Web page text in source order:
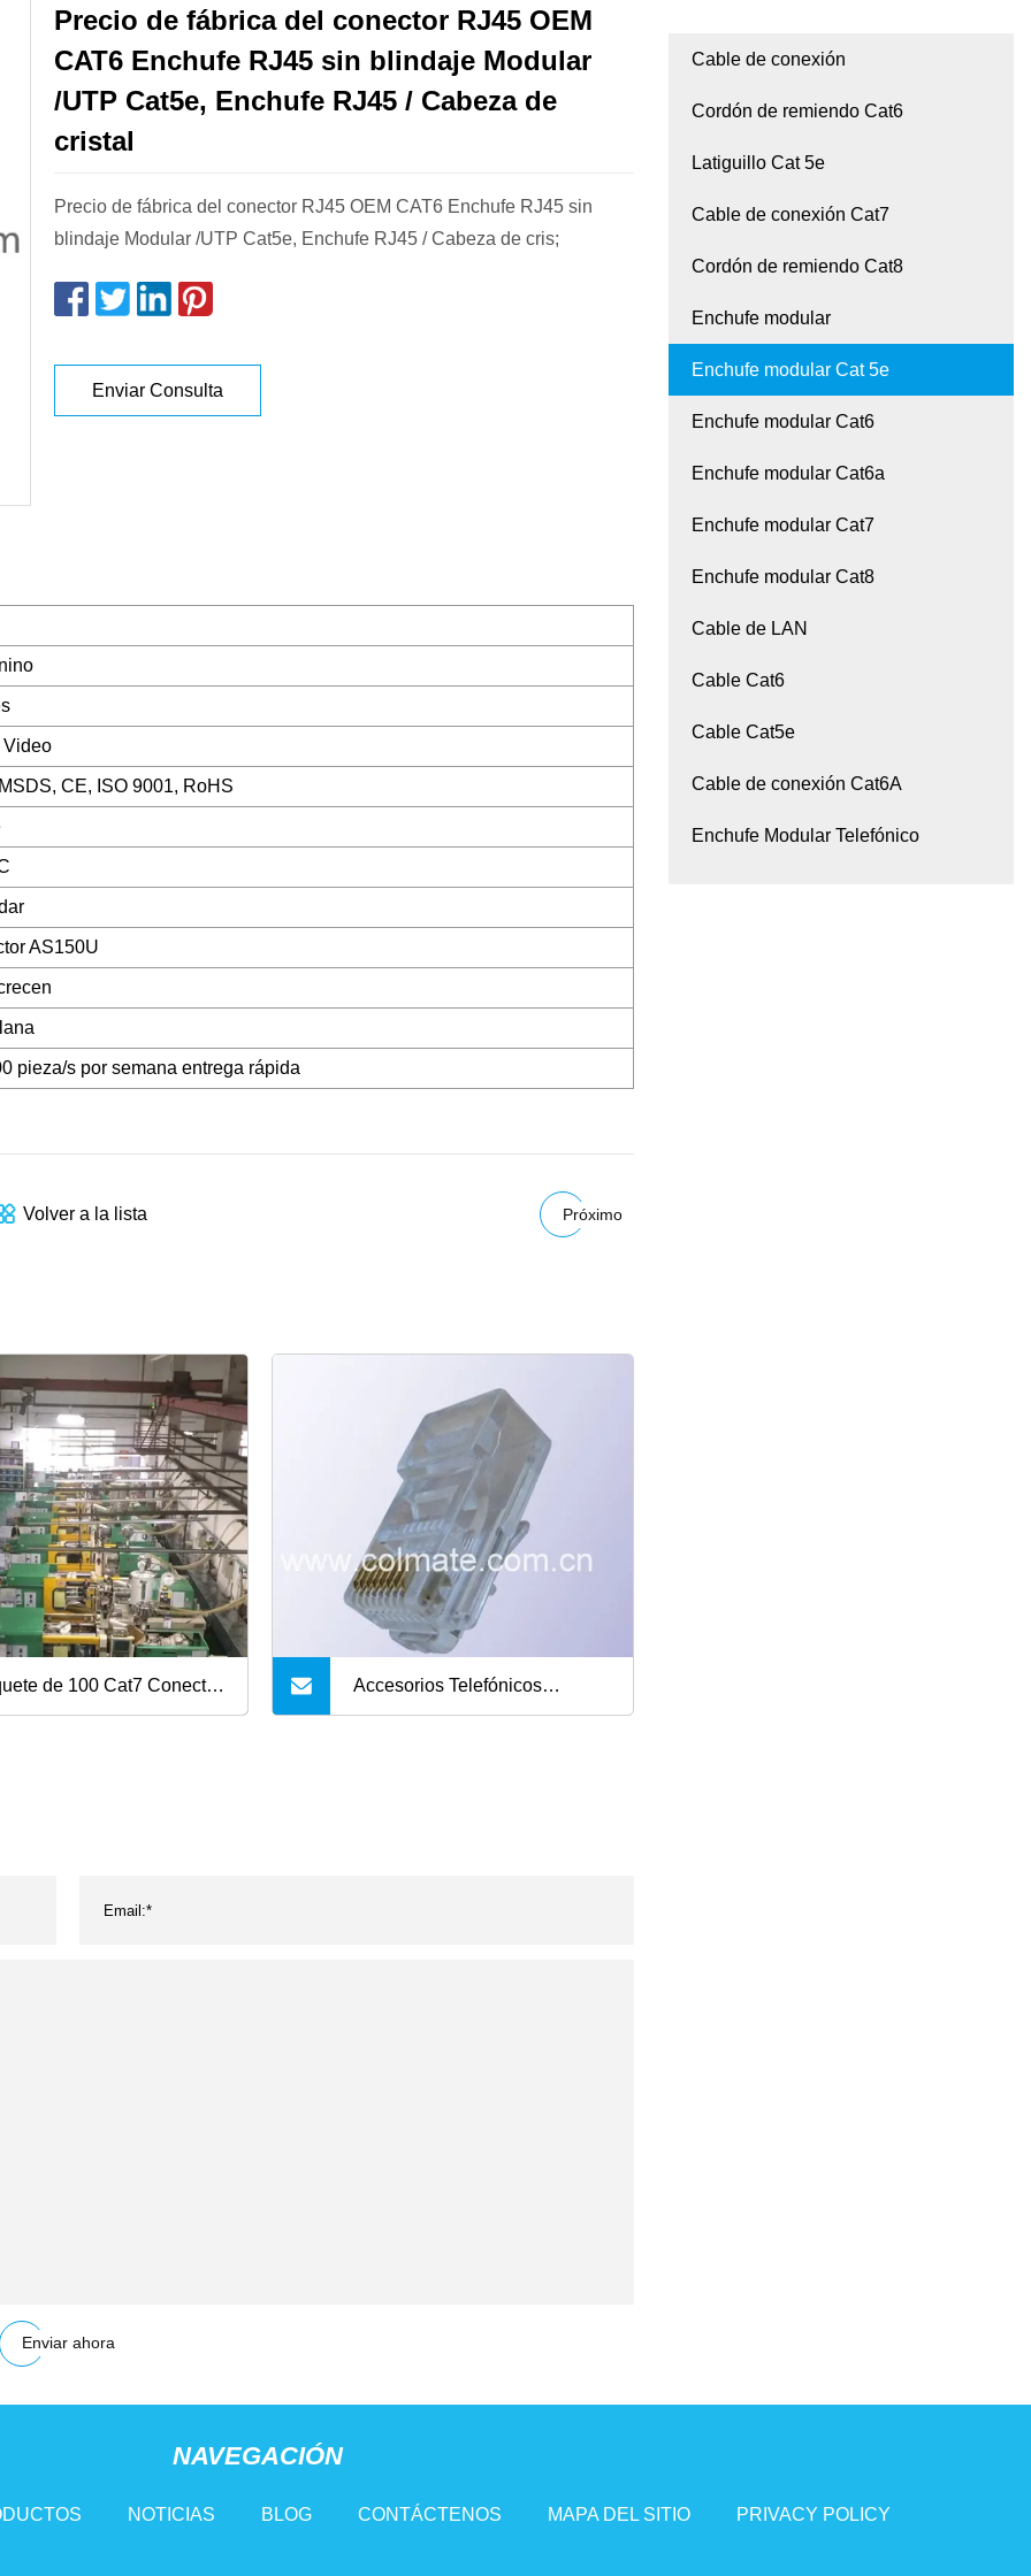
Precio de fábrica del conector RJ45 OEM
CAT6 Enchufe RJ45 sin blindaje Modular
/UTP Cat5e, Enchufe RJ45 / Cabeza de
cristal
Precio de fábrica del conector RJ45 OEM CAT6 Enchufe RJ45 sin
blindaje Modular /UTP Cat5e, Enchufe RJ45 / Cabeza de cris;
Enviar Consulta
CE, ISO 9001, RoHS
AS150U
pieza/s por semana entrega rápida
Volver a la lista Próximo
de 100 Cat7 Conector Accesorios Telefónicos
Enviar ahora
Cable de conexión
Cordón de remiendo Cat6
Latiguillo Cat 5e
Cable de conexión Cat7
Cordón de remiendo Cat8
Enchufe modular
Enchufe modular Cat 5e
Enchufe modular Cat6
Enchufe modular Cat6a
Enchufe modular Cat7
Enchufe modular Cat8
Cable de LAN
Cable Cat6
Cable Cat5e
Cable de conexión Cat6A
Enchufe Modular Telefónico
NAVEGACIÓN
NOTICIAS BLOG CONTÁCTENOS MAPA DEL SITIO PRIVACY POLICY